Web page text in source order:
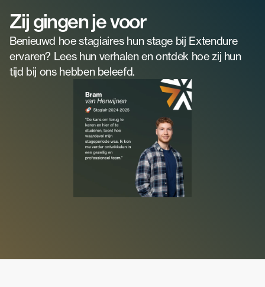
Zij gingen je voor
Benieuwd hoe stagiaires hun stage bij Extendure
ervaren? Lees hun verhalen en ontdek hoe zij hun
tijd bij ons hebben beleefd.